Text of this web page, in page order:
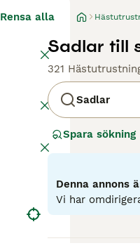
Rensa alla
Sadlar till
321
Sadlar
Spara sökning
Denna annons
Vi har